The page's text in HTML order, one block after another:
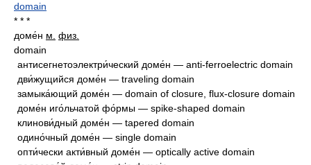
domain
* * *
доме́н м. физ.
domain
антисегнетоэлектри́ческий доме́н — anti-ferroelectric domain
дви́жущийся доме́н — traveling domain
замыка́ющий доме́н — domain of closure, flux-closure domain
доме́н иго́льчатой фо́рмы — spike-shaped domain
клинови́дный доме́н — tapered domain
одино́чный доме́н — single domain
опти́чески акти́вный доме́н — optically active domain